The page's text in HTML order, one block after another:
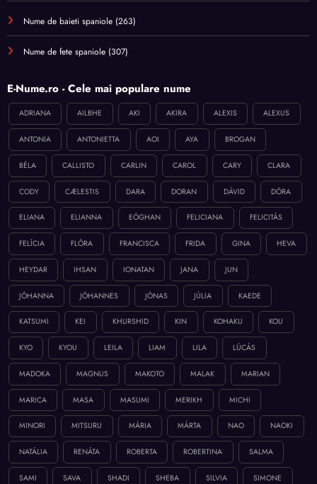
Nume de baieti spaniole (263)
Nume de fete spaniole (307)
E-Nume.ro - Cele mai populare nume
ADRIANA AILBHE AKI AKIRA ALEXIS ALEXUS
ANTONIA ANTONIETTA AOI AYA BROGAN
BÉLA CALLISTO CARLIN CAROL CARY CLARA
CODY CÆLESTIS DARA DORAN DÁVID DÓRA
ELIANA ELIANNA EÓGHAN FELICIANA FELICITÁS
FELÍCIA FLÓRA FRANCISCA FRIDA GINA HEVA
HEYDAR IHSAN IONATAN JANA JUN
JÓHANNA JÓHANNES JÓNAS JÚLIA KAEDE
KATSUMI KEI KHURSHID KIN KOHAKU KOU
KYO KYOU LEILA LIAM LILA LÚCÁS
MADOKA MAGNUS MAKOTO MALAK MARIAN
MARICA MASA MASUMI MERIKH MICHI
MINORI MITSURU MÁRIA MÁRTA NAO NAOKI
NATÁLIA RENÁTA ROBERTA ROBERTINA SALMA
SAMI SAVA SHADI SHEBA SILVIA SIMONE